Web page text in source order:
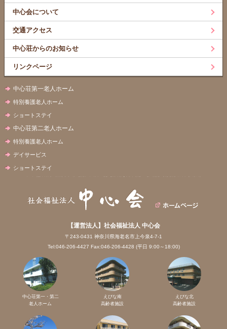
中心会について
交通アクセス
中心荘からのお知らせ
リンクページ
中心荘第一老人ホーム
特別養護老人ホーム
ショートステイ
中心荘第二老人ホーム
特別養護老人ホーム
デイサービス
ショートステイ
【運営法人】社会福祉法人 中心会
〒243-0431 神奈川県海老名市上今泉4-7-1
Tel:046-206-4427 Fax:046-206-4428 (平日 9:00～18:00)
中心荘第一・第二
老人ホーム
えびな南
高齢者施設
えびな北
高齢者施設